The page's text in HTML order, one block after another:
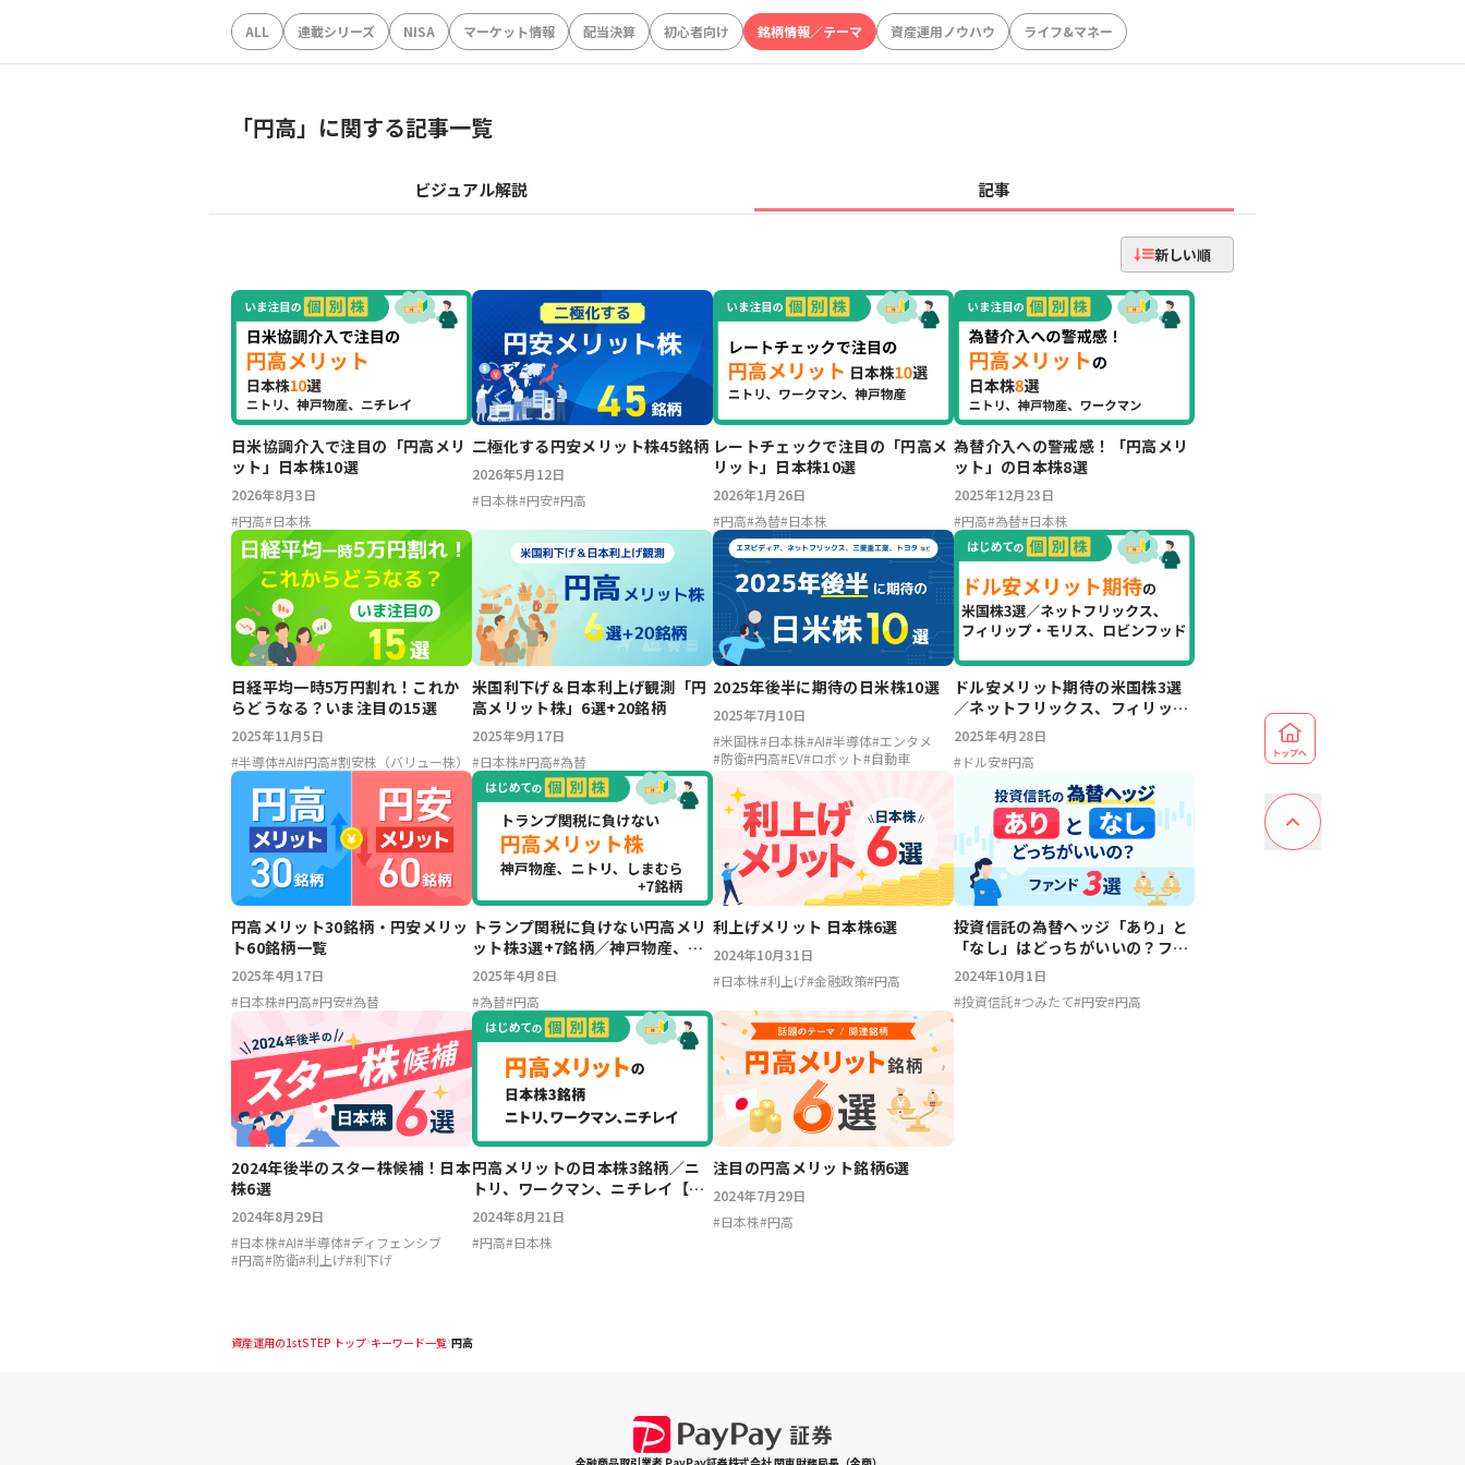
ALL 連載シリーズ NISA マーケット情報 配当決算 初心者向け 銘柄情報／テーマ 資産運用ノウハウ ライフ&マネー
「円高」に関する記事一覧
ビジュアル解説 記事
新しい順
日米協調介入で注目の「円高メリ
ット」日本株10選
2026年8月3日
#円高#日本株
二極化する円安メリット株45銘柄
2026年5月12日
#日本株#円安#円高
レートチェックで注目の「円高メ
リット」日本株10選
2026年1月26日
#円高#為替#日本株
為替介入への警戒感！「円高メリ
ット」の日本株8選
2025年12月23日
#円高#為替#日本株
日経平均一時5万円割れ！これか
らどうなる？いま注目の15選
2025年11月5日
#半導体#AI#円高#割安株（バリュー株）
米国利下げ＆日本利上げ観測「円
高メリット株」6選+20銘柄
2025年9月17日
#日本株#円高#為替
2025年後半に期待の日米株10選
2025年7月10日
#米国株#日本株#AI#半導体#エンタメ
#防衛#円高#EV#ロボット#自動車
ドル安メリット期待の米国株3選
／ネットフリックス、フィリッ
プ・モリス、ロビンフッド
2025年4月28日
#ドル安#円高
円高メリット30銘柄・円安メリッ
ト60銘柄一覧
2025年4月17日
#日本株#円高#円安#為替
トランプ関税に負けない円高メリ
ット株3選+7銘柄／神戸物産、ニ
トリHD、しまむら
2025年4月8日
#為替#円高
利上げメリット 日本株6選
2024年10月31日
#日本株#利上げ#金融政策#円高
投資信託の為替ヘッジ「あり」と
「なし」はどっちがいいの？ファ
ンド3選
2024年10月1日
#投資信託#つみたて#円安#円高
2024年後半のスター株候補！日本
株6選
2024年8月29日
#日本株#AI#半導体#ディフェンシブ
#円高#防衛#利上げ#利下げ
円高メリットの日本株3銘柄／ニ
トリ、ワークマン、ニチレイ【は
じめての個別株】
2024年8月21日
#円高#日本株
注目の円高メリット銘柄6選
2024年7月29日
#日本株#円高
資産運用の1stSTEP トップ キーワード一覧 円高